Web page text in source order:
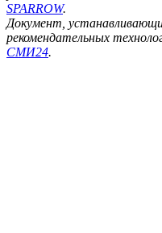
SPARROW.
Документ,
рекомендательных
СМИ24.